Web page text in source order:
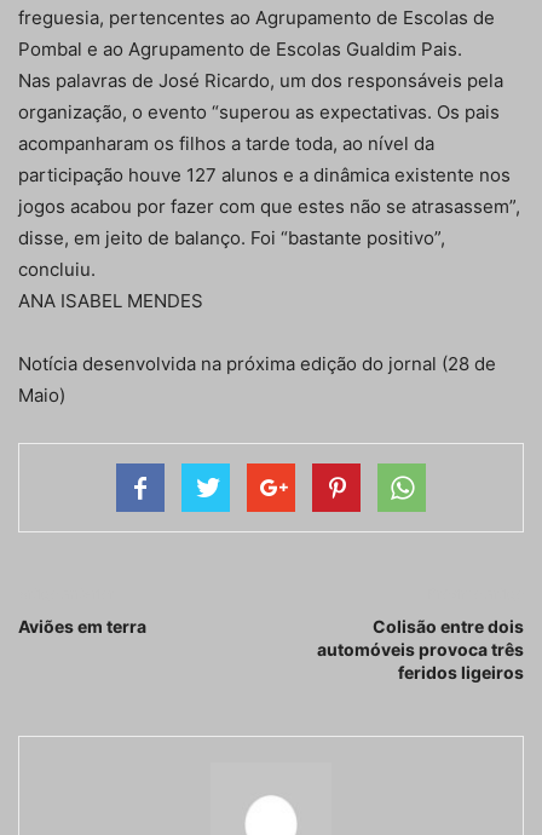
freguesia, pertencentes ao Agrupamento de Escolas de
Pombal e ao Agrupamento de Escolas Gualdim Pais.
Nas palavras de José Ricardo, um dos responsáveis pela
organização, o evento “superou as expectativas. Os pais
acompanharam os filhos a tarde toda, ao nível da
participação houve 127 alunos e a dinâmica existente nos
jogos acabou por fazer com que estes não se atrasassem”,
disse, em jeito de balanço. Foi “bastante positivo”,
concluiu.
ANA ISABEL MENDES
Notícia desenvolvida na próxima edição do jornal (28 de
Maio)
Aviões em terra
Colisão entre dois
automóveis provoca três
feridos ligeiros